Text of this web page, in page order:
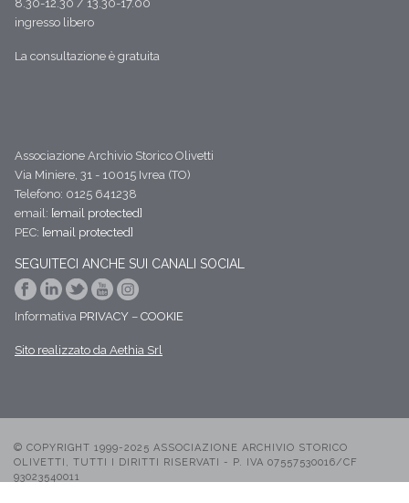
8.30-12.30 / 13.30-17.00
ingresso libero
La consultazione è gratuita
Associazione Archivio Storico Olivetti
Via Miniere, 31 - 10015 Ivrea (TO)
Telefono: 0125 641238
email: [email protected]
PEC: [email protected]
SEGUITECI ANCHE SUI CANALI SOCIAL
Informativa PRIVACY – COOKIE
Sito realizzato da Aethia Srl
© COPYRIGHT 1999-2025 ASSOCIAZIONE ARCHIVIO STORICO
OLIVETTI, TUTTI I DIRITTI RISERVATI - P. IVA 07557530016/CF
93023540011